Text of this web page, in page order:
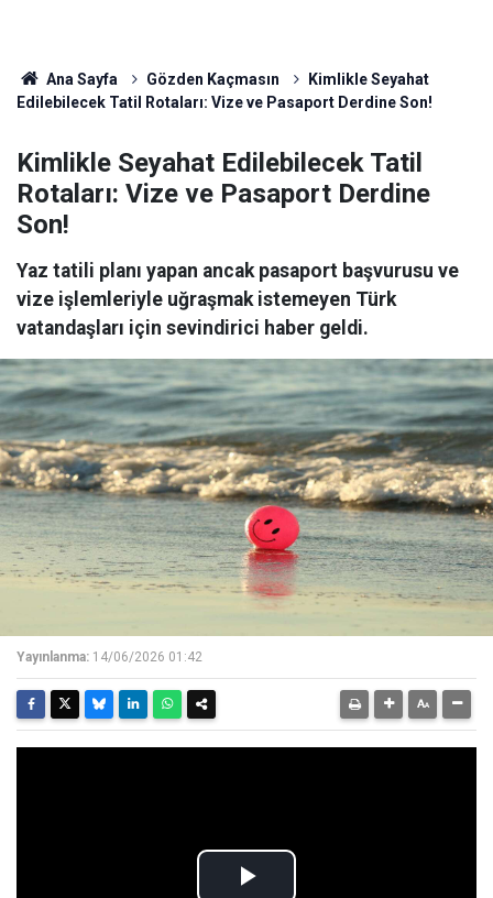
Ana Sayfa Gözden Kaçmasın
Kimlikle Seyahat
Edilebilecek Tatil Rotaları: Vize ve Pasaport Derdine Son!
Kimlikle Seyahat Edilebilecek Tatil
Rotaları: Vize ve Pasaport Derdine
Son!
Yaz tatili planı yapan ancak pasaport başvurusu ve
vize işlemleriyle uğraşmak istemeyen Türk
vatandaşları için sevindirici haber geldi.
Yayınlanma: 14/06/2026 01:42